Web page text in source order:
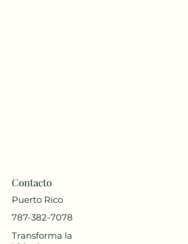
Contacto
Puerto Rico
787-382-7078
Transforma la